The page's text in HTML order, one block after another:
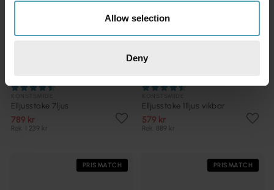
Allow selection
Deny
Elljusstake 7ljus
789 kr
Rek. 1 239 kr
Elljusstake 11ljus vikbar
579 kr
Rek. 889 kr
PRISMATCH PRISMATCH